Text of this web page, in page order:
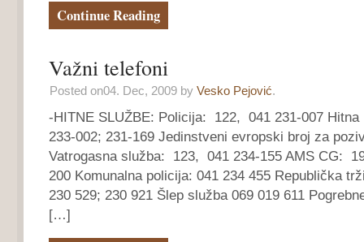
Continue Reading
Važni telefoni
Posted on04. Dec, 2009 by Vesko Pejović.
-HITNE SLUŽBE: Policija: 122, 041 231-007
233-002; 231-169 Jedinstveni evropski broj za
Vatrogasna služba: 123, 041 234-155 AMS CG:
200 Komunalna policija: 041 234 455 Republička
230 529; 230 921 Šlep služba 069 019 611
[…]